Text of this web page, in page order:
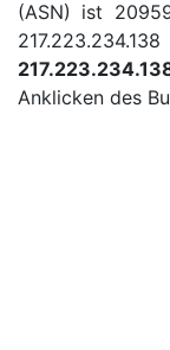
(ASN) ist
Anklicken des